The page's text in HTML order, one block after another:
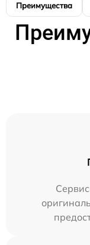
Преимущества